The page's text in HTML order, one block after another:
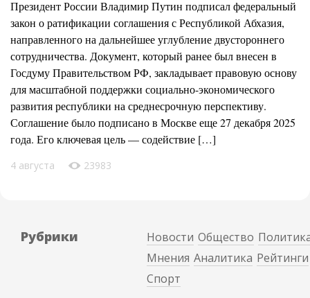
Президент России Владимир Путин подписал федеральный
закон о ратификации соглашения с Республикой Абхазия,
направленного на дальнейшее углубление двустороннего
сотрудничества. Документ, который ранее был внесен в
Госдуму Правительством РФ, закладывает правовую основу
для масштабной поддержки социально-экономического
развития республики на среднесрочную перспективу.
Соглашение было подписано в Москве еще 27 декабря 2025
года. Его ключевая цель — содействие […]
4 августа 23983
Рубрики Новости Общество
Мнения Аналитика Рейтинги
Спорт